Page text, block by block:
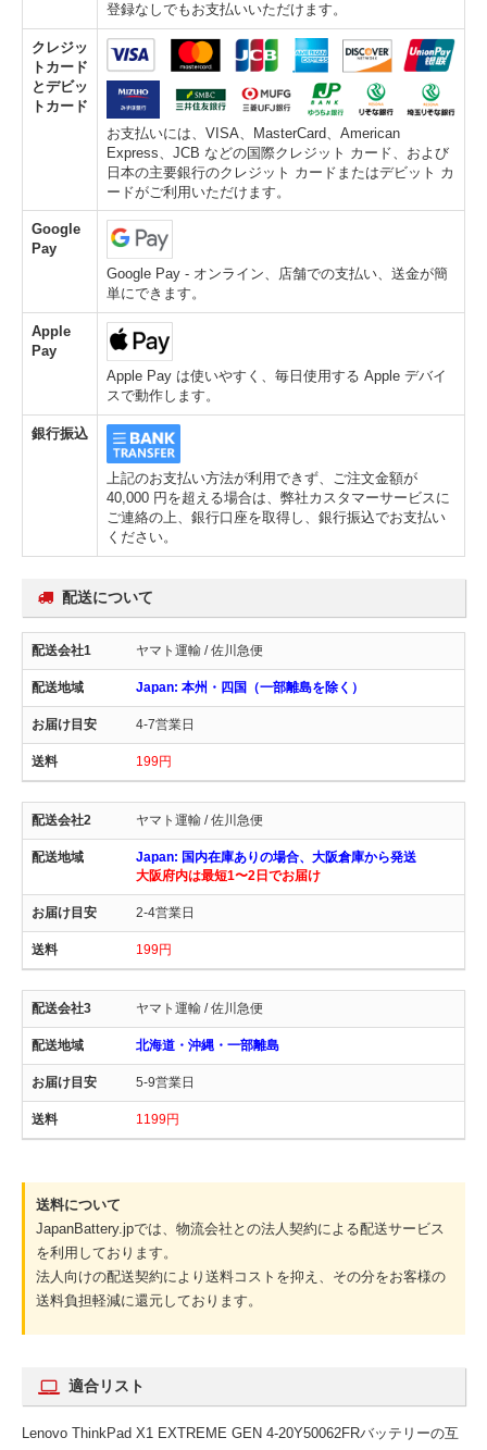
登録なしでもお支払いいただけます。
クレジッ
トカード
とデビッ
トカード
お支払いには、VISA、MasterCard、American
Express、JCB などの国際クレジット カード、および
日本の主要銀行のクレジット カードまたはデビット カ
ードがご利用いただけます。
Google
Pay
Google Pay - オンライン、店舗での支払い、送金が簡
単にできます。
Apple
Pay
Apple Pay は使いやすく、毎日使用する Apple デバイ
スで動作します。
銀行振込
上記のお支払い方法が利用できず、ご注文金額が
40,000 円を超える場合は、弊社カスタマーサービスに
ご連絡の上、銀行口座を取得し、銀行振込でお支払い
ください。
配送について
ヤマト運輸 / 佐川急便
Japan: 本州・四国（一部離島を除く）
4-7営業日
199円
ヤマト運輸 / 佐川急便
Japan: 国内在庫ありの場合、大阪倉庫から発送
大阪府内は最短1〜2日でお届け
2-4営業日
199円
ヤマト運輸 / 佐川急便
北海道・沖縄・一部離島
5-9営業日
1199円
送料について
JapanBattery.jpでは、物流会社との法人契約による配送サービス
を利用しております。
法人向けの配送契約により送料コストを抑え、その分をお客様の
送料負担軽減に還元しております。
適合リスト
Lenovo ThinkPad X1 EXTREME GEN 4-20Y50062FRバッテリーの互